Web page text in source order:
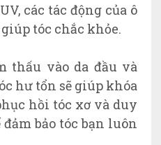
các tác động của ô
tóc chắc khỏe.
thấu vào da đầu và
hư tổn sẽ giúp khóa
hồi tóc xơ và duy
bảo tóc bạn luôn